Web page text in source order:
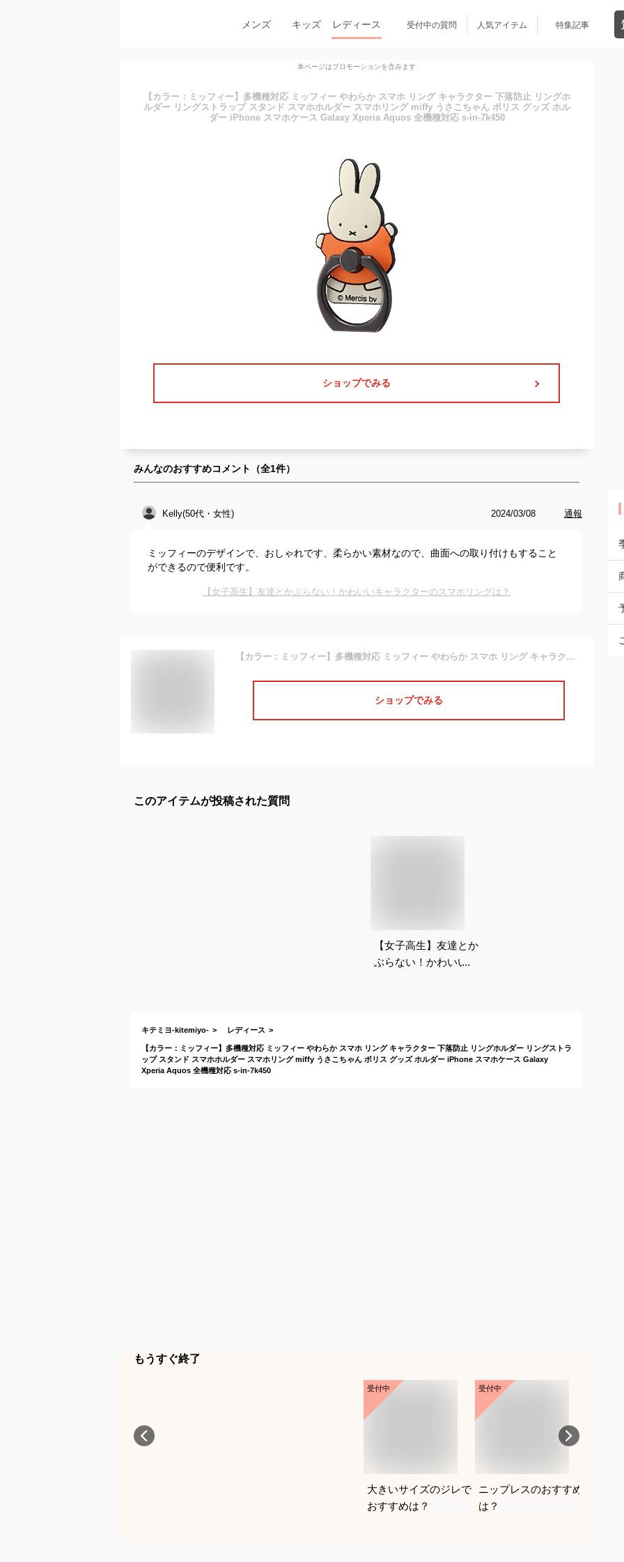
メンズ キッズ レディース 受付中の質問 人気アイテム 特集記事
本ページはプロモーションを含みます
【カラー：ミッフィー】多機種対応 ミッフィー やわらか スマホ リング キャラクター 下落防止 リングホ
ルダー リングストラップ スタンド スマホホルダー スマホリング miffy うさこちゃん ボリス グッズ ホル
ダー iPhone スマホケース Galaxy Xperia Aquos 全機種対応 s-in-7k450
ショップでみる
みんなのおすすめコメント（全1件）
Kelly(50代・女性) 2024/03/08 通報
ミッフィーのデザインで、おしゃれです、柔らかい素材なので、曲面への取り付けもすること
ができるので便利です。
【女子高生】友達とかぶらない！かわいいキャラクターのスマホリングは？
【カラー：ミッフィー】多機種対応 ミッフィー やわらか スマホ リング キャラクター 下落防止 リングホルダー リングストラップ スタンド スマホホルダー スマホリング miffy うさこちゃん ボリス グッズ ホルダー iPhone スマホケース Galaxy Xperia Aquos 全機種対応 s-in-7k450
ショップでみる
このアイテムが投稿された質問
【女子高生】友達とか
ぶらない！かわいいキ
キテミヨ-kitemiyo- レディース
【カラー：ミッフィー】多機種対応 ミッフィー やわらか スマホ リング キャラクター 下落防止 リングホルダー リングストラ
ップ スタンド スマホホルダー スマホリング miffy うさこちゃん ボリス グッズ ホルダー iPhone スマホケース Galaxy
Xperia Aquos 全機種対応 s-in-7k450
もうすぐ終了
受付中
大きいサイズのジレで
おすすめは？
受付中
ニップレスのおすすめ
は？